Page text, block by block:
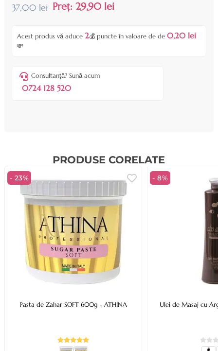
37,00 lei Preț: 29,90 lei
Acest produs vă aduce 2💰 puncte în valoare de de 0,20 lei
💸
Consultanță? Sună acum
0724 128 520
PRODUSE CORELATE
- 23%
Pasta de Zahar SOFT 600g - ATHINA
- 8%
Ulei de Masaj cu